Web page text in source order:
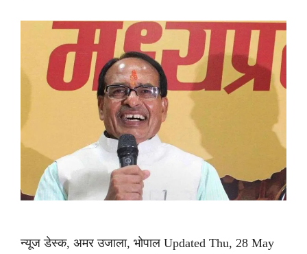
न्यूज डेस्क, अमर उजाला, भोपाल Updated Thu, 28 May